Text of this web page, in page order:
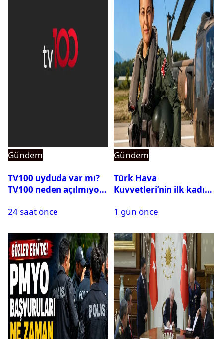
Gündem
TV100 uyduda var mı?
TV100 neden açılmıyor?
24 saat önce
Gündem
Türk Hava
Kuvvetleri’nin ilk kadın
Karapınar hakkında
ortaya çıktı
1 gün önce